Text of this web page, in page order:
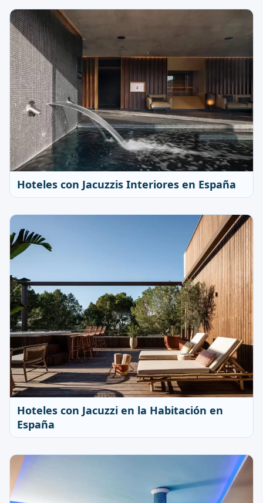
Hoteles con Jacuzzis Interiores en España
Hoteles con Jacuzzi en la Habitación en
España